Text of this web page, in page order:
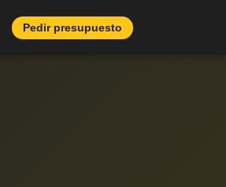
Pedir presupuesto